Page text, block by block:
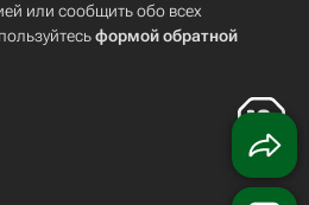
или сообщить обо всех
формой обратной